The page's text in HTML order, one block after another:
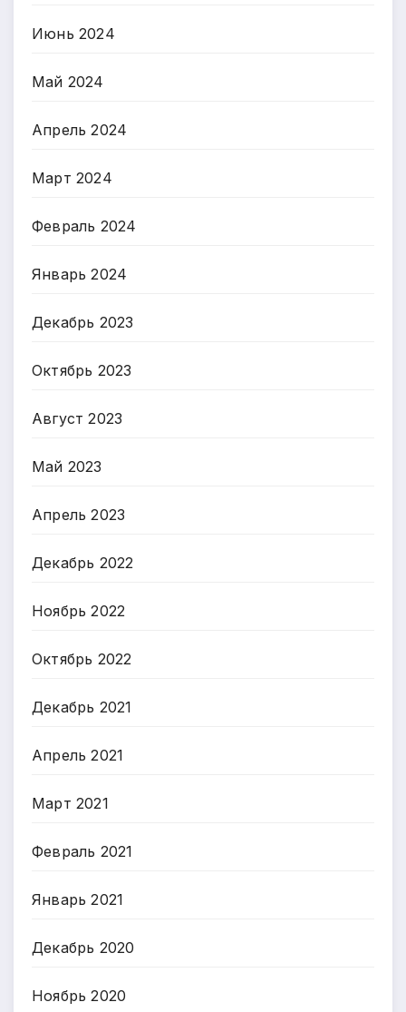
Июнь 2024
Май 2024
Апрель 2024
Март 2024
Февраль 2024
Январь 2024
Декабрь 2023
Октябрь 2023
Август 2023
Май 2023
Апрель 2023
Декабрь 2022
Ноябрь 2022
Октябрь 2022
Декабрь 2021
Апрель 2021
Март 2021
Февраль 2021
Январь 2021
Декабрь 2020
Ноябрь 2020